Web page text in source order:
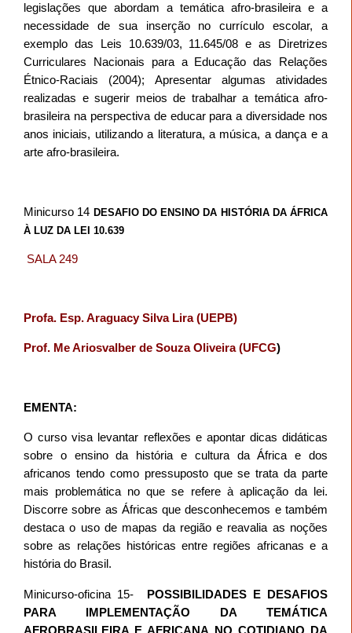
legislações que abordam a temática afro-brasileira e a
necessidade de sua inserção no currículo escolar, a
exemplo das Leis 10.639/03, 11.645/08 e as Diretrizes
Curriculares Nacionais para a Educação das Relações
Étnico-Raciais (2004); Apresentar algumas atividades
realizadas e sugerir meios de trabalhar a temática afro-
brasileira na perspectiva de educar para a diversidade nos
anos iniciais, utilizando a literatura, a música, a dança e a
arte afro-brasileira.
Minicurso 14 DESAFIO DO ENSINO DA HISTÓRIA DA ÁFRICA
À LUZ DA LEI 10.639
SALA 249
Profa. Esp. Araguacy Silva Lira (UEPB)
Prof. Me Ariosvalber de Souza Oliveira (UFCG)
EMENTA:
O curso visa levantar reflexões e apontar dicas didáticas
sobre o ensino da história e cultura da África e dos
africanos tendo como pressuposto que se trata da parte
mais problemática no que se refere à aplicação da lei.
Discorre sobre as Áfricas que desconhecemos e também
destaca o uso de mapas da região e reavalia as noções
sobre as relações históricas entre regiões africanas e a
história do Brasil.
Minicurso-oficina 15-
POSSIBILIDADES E DESAFIOS
PARA IMPLEMENTAÇÃO DA TEMÁTICA
AFROBRASILEIRA E AFRICANA NO COTIDIANO DA